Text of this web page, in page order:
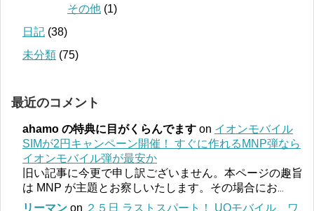
その他 (1)
日記 (38)
未分類 (75)
最近のコメント
ahamo の特典に目がくらんでます on イオンモバイル
SIMが2円キャンペーン開催！ すぐに作れるMNP弾なら
イオンモバイル弾が最安か
旧い記事に今更で申し訳ございません。本ページの趣旨
は MNP が主題とお察しいたします。その場合にお
リーマン on ２５日 ラストスパート！ UQモバイル、ワ